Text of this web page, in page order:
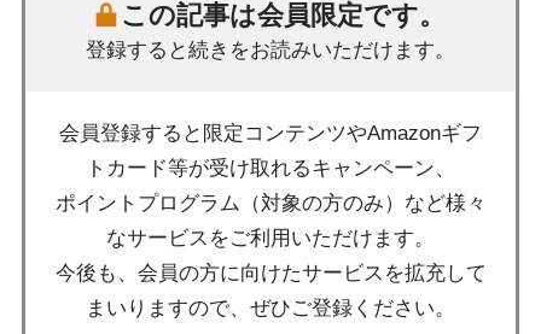
この記事は会員限定です。
登録すると続きをお読みいただけます。
会員登録すると限定コンテンツやAmazonギフ
トカード等が受け取れるキャンペーン、
ポイントプログラム（対象の方のみ）など様々
なサービスをご利用いただけます。
今後も、会員の方に向けたサービスを拡充して
まいりますので、ぜひご登録ください。